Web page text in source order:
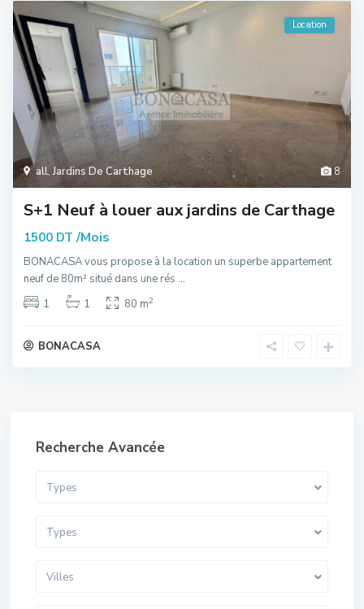
8
all,Jardins De Carthage
Location
S+1 Neuf à louer aux jardins de Carthage
1500 DT /Mois
BONACASA vous propose à la location un superbe appartement
neuf de 80m² situé dans une rés ...
1
1 80 m2
BONACASA
Recherche Avancée
Types
Types
Villes